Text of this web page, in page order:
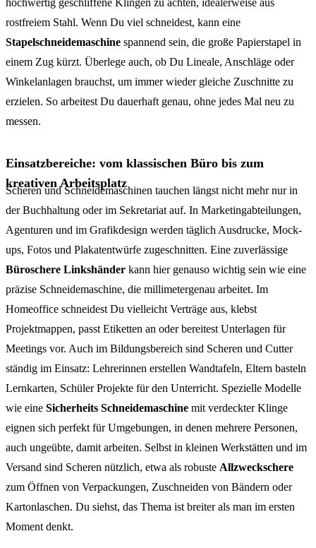
hochwertig geschliffene Klingen zu achten, idealerweise aus
rostfreiem Stahl. Wenn Du viel schneidest, kann eine
Stapelschneidemaschine spannend sein, die große Papierstapel in
einem Zug kürzt. Überlege auch, ob Du Lineale, Anschläge oder
Winkelanlagen brauchst, um immer wieder gleiche Zuschnitte zu
erzielen. So arbeitest Du dauerhaft genau, ohne jedes Mal neu zu
messen.
Einsatzbereiche: vom klassischen Büro bis zum
kreativen Arbeitsplatz
Scheren und Schneidemaschinen tauchen längst nicht mehr nur in
der Buchhaltung oder im Sekretariat auf. In Marketingabteilungen,
Agenturen und im Grafikdesign werden täglich Ausdrucke, Mock-
ups, Fotos und Plakatentwürfe zugeschnitten. Eine zuverlässige
Büroschere Linkshänder kann hier genauso wichtig sein wie eine
präzise Schneidemaschine, die millimetergenau arbeitet. Im
Homeoffice schneidest Du vielleicht Verträge aus, klebst
Projektmappen, passt Etiketten an oder bereitest Unterlagen für
Meetings vor. Auch im Bildungsbereich sind Scheren und Cutter
ständig im Einsatz: Lehrerinnen erstellen Wandtafeln, Eltern basteln
Lernkarten, Schüler Projekte für den Unterricht. Spezielle Modelle
wie eine Sicherheits Schneidemaschine mit verdeckter Klinge
eignen sich perfekt für Umgebungen, in denen mehrere Personen,
auch ungeübte, damit arbeiten. Selbst in kleinen Werkstätten und im
Versand sind Scheren nützlich, etwa als robuste Allzweckschere
zum Öffnen von Verpackungen, Zuschneiden von Bändern oder
Kartonlaschen. Du siehst, das Thema ist breiter als man im ersten
Moment denkt.